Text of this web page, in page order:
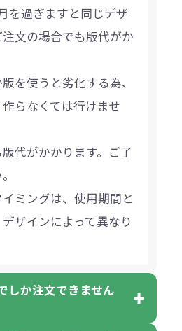
を過ぎますと同じデザ
文の場合でも版代がか
を使うと劣化する為、
らなくては行けませ
代がかかります。ご了
ミングは、使用期間と
ザインによって異なり
しか注文できません